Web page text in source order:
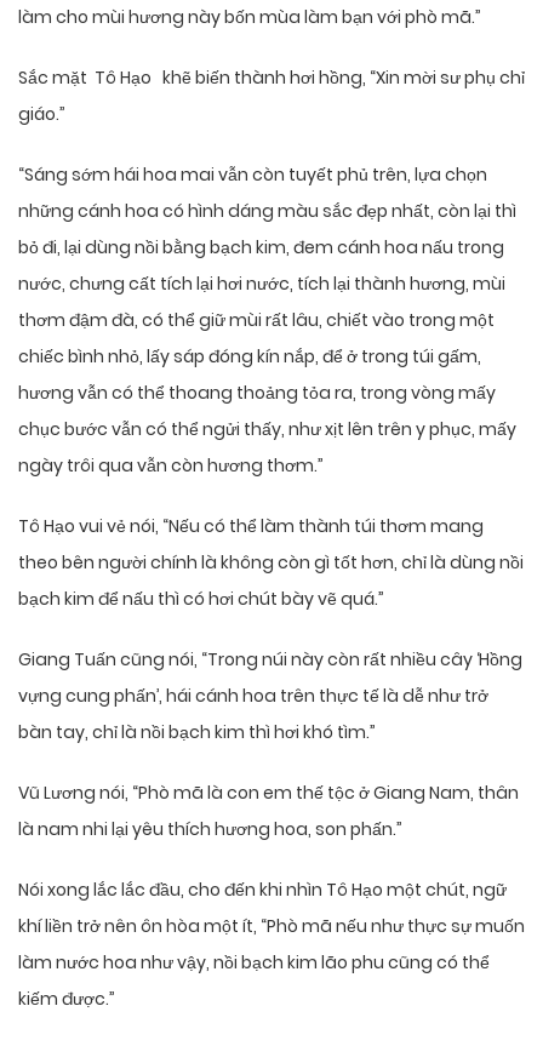
làm cho mùi hương này bốn mùa làm bạn với phò mã.”
Sắc mặt Tô Hạo khẽ biến thành hơi hồng, “Xin mời sư phụ chỉ
giáo.”
“Sáng sớm hái hoa mai vẫn còn tuyết phủ trên, lựa chọn
những cánh hoa có hình dáng màu sắc đẹp nhất, còn lại thì
bỏ đi, lại dùng nồi bằng bạch kim, đem cánh hoa nấu trong
nước, chưng cất tích lại hơi nước, tích lại thành hương, mùi
thơm đậm đà, có thể giữ mùi rất lâu, chiết vào trong một
chiếc bình nhỏ, lấy sáp đóng kín nắp, để ở trong túi gấm,
hương vẫn có thể thoang thoảng tỏa ra, trong vòng mấy
chục bước vẫn có thể ngửi thấy, như xịt lên trên y phục, mấy
ngày trôi qua vẫn còn hương thơm.”
Tô Hạo vui vẻ nói, “Nếu có thể làm thành túi thơm mang
theo bên người chính là không còn gì tốt hơn, chỉ là dùng nồi
bạch kim để nấu thì có hơi chút bày vẽ quá.”
Giang Tuấn cũng nói, “Trong núi này còn rất nhiều cây ‘Hồng
vựng cung phấn’, hái cánh hoa trên thực tế là dễ như trở
bàn tay, chỉ là nồi bạch kim thì hơi khó tìm.”
Vũ Lương nói, “Phò mã là con em thế tộc ở Giang Nam, thân
là nam nhi lại yêu thích hương hoa, son phấn.”
Nói xong lắc lắc đầu, cho đến khi nhìn Tô Hạo một chút, ngữ
khí liền trở nên ôn hòa một ít, “Phò mã nếu như thực sự muốn
làm nước hoa như vậy, nồi bạch kim lão phu cũng có thể
kiếm được.”